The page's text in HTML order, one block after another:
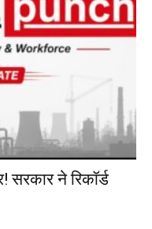
ने रिकॉर्ड